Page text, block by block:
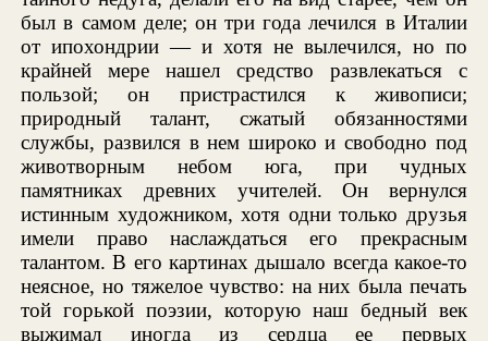
был в самом деле; он три года лечился в Италии
от ипохондрии — и хотя не вылечился, но по
крайней мере нашел средство развлекаться с
пользой; он пристрастился к живописи;
природный талант, сжатый обязанностями
службы, развился в нем широко и свободно под
животворным небом юга, при чудных
памятниках древних учителей. Он вернулся
истинным художником, хотя одни только друзья
имели право наслаждаться его прекрасным
талантом. В его картинах дышало всегда какое-то
неясное, но тяжелое чувство: на них была печать
той горькой поэзии, которую наш бедный век
выжимал иногда из сердца ее первых